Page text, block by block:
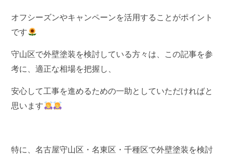
オフシーズンやキャンペーンを活用することがポイント
です
守山区で外壁塗装を検討している方々は、この記事を参
考に、適正な相場を把握し、
安心して工事を進めるための一助としていただければと
思います
特に、名古屋守山区・名東区・千種区で外壁塗装を検討